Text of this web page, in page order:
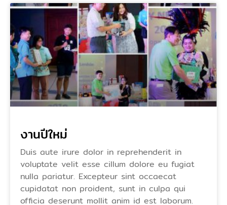
งานปีใหม่
Duis aute irure dolor in reprehenderit in
voluptate velit esse cillum dolore eu fugiat
nulla pariatur. Excepteur sint occaecat
cupidatat non proident, sunt in culpa qui
officia deserunt mollit anim id est laborum.